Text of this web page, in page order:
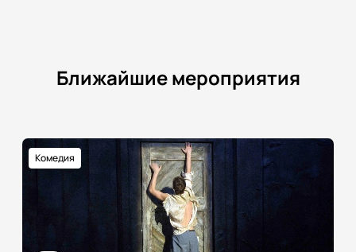
Ближайшие мероприятия
Комедия